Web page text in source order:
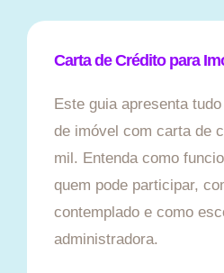
Carta de Crédito para
Este guia apresenta
de imóvel com carta de
mil. Entenda como
quem pode participar,
contemplado e como
administradora.